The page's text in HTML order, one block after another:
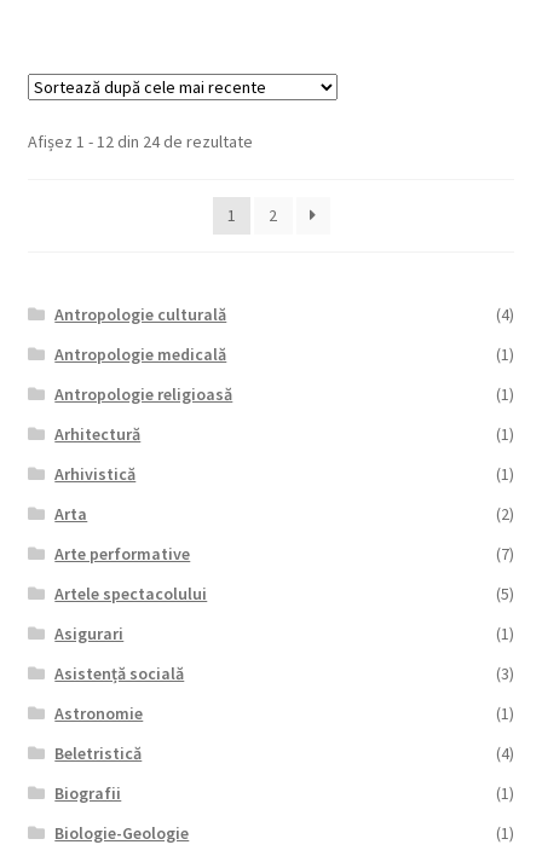
Afișez 1 - 12 din 24 de rezultate
1 2
Antropologie culturală
(4)
Antropologie medicală
(1)
Antropologie religioasă
(1)
Arhitectură
(1)
Arhivistică
(1)
Arta
(2)
Arte performative
(7)
Artele spectacolului
(5)
Asigurari
(1)
Asistență socială
(3)
Astronomie
(1)
Beletristică
(4)
Biografii
(1)
Biologie-Geologie
(1)